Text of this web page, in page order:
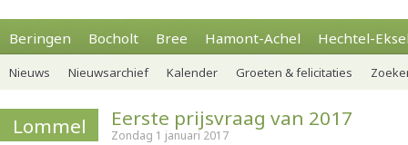
Beringen Bocholt Bree Hamont-Achel Hechtel-
Nieuws Nieuwsarchief Kalender Groeten & felicitaties
Lommel Eerste prijsvraag van 2017
Zondag 1 januari 2017